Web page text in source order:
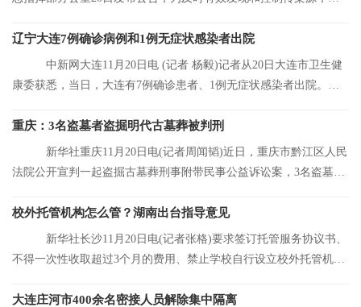
辽宁大连7例确诊病例和1例无症状感染者出院
中新网大连11月20日电 (记者 杨毅)记者从20日大连市卫生健
康委获悉，当日，大连有7例确诊患者、1例无症状感染者出院。目
重庆：3名盗墓者盗掘明代古墓葬被判刑
新华社重庆11月20日电(记者周闻韬)近日，重庆市黔江区人民
法院公开宣判一起盗掘古墓葬刑事附带民事公益诉讼案，3名盗墓者
校外托管机构怎么管？湖南出台指导意见
新华社长沙11月20日电(记者张格)要求签订托管服务协议书、
不得一次性收取超过3个月的费用、禁止学校自行设立校外托管机
大连庄河市400余名密接人员解除集中隔离